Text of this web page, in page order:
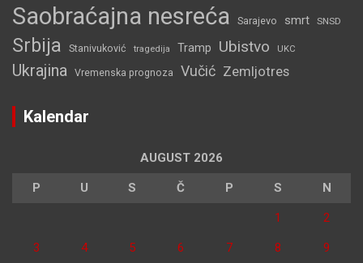
Saobraćajna nesreća Sarajevo smrt SNSD
Srbija Stanivuković tragedija Tramp Ubistvo UKC
Ukrajina Vremenska prognoza Vučić Zemljotres
Kalendar
AUGUST 2026
P U S Č P S N
1 2
3 4 5 6 7 8 9